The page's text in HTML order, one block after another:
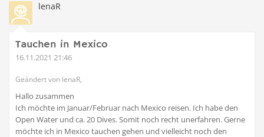
lenaR
Tauchen in Mexico
16.11.2021 21:46
Geändert von lenaR,
Hallo zusammen
Ich möchte im Januar/Februar nach Mexico reisen. Ich habe den
Open Water und ca. 20 Dives. Somit noch recht unerfahren. Gerne
möchte ich in Mexico tauchen gehen und vielleicht noch den